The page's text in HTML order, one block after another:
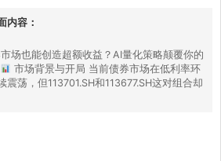
基准净值2.5，凸显出
内容：
场也能创造超额收益？AI量化策略颠覆你的
市场背景与开局 当前债券市场在低利率环
震荡，但113701.SH和113677.SH这对组合却